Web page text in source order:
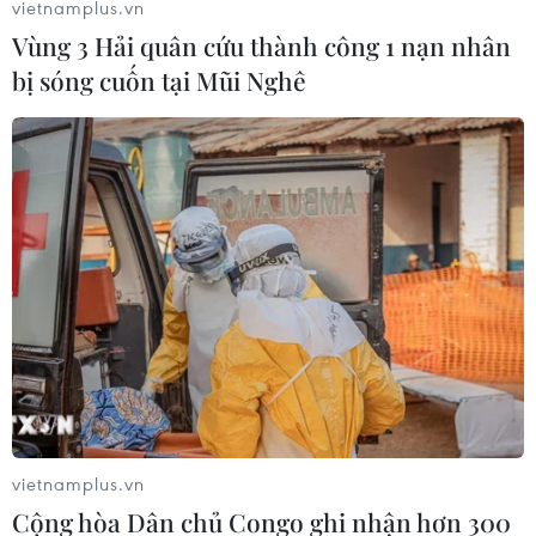
TIN LIÊN QUAN
Luật Bảo vệ môi trường sửa đổi: Tham vấn
cộng đồng cần phải vì dân
24/10/2020 02:26
vietnamplus.vn
Vùng 3 Hải quân cứu thành công 1 nạn nhân
bị sóng cuốn tại Mũi Nghê
vietnamplus.vn
Cộng hòa Dân chủ Congo ghi nhận hơn 300